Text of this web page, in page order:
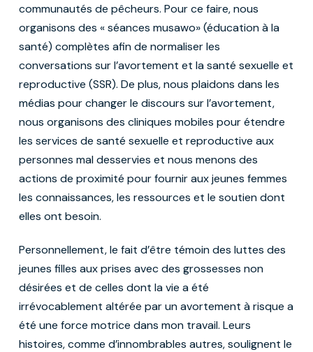
communautés de pêcheurs. Pour ce faire, nous
organisons des « séances musawo» (éducation à la
santé) complètes afin de normaliser les
conversations sur l’avortement et la santé sexuelle et
reproductive (SSR). De plus, nous plaidons dans les
médias pour changer le discours sur l’avortement,
nous organisons des cliniques mobiles pour étendre
les services de santé sexuelle et reproductive aux
personnes mal desservies et nous menons des
actions de proximité pour fournir aux jeunes femmes
les connaissances, les ressources et le soutien dont
elles ont besoin.
Personnellement, le fait d’être témoin des luttes des
jeunes filles aux prises avec des grossesses non
désirées et de celles dont la vie a été
irrévocablement altérée par un avortement à risque a
été une force motrice dans mon travail. Leurs
histoires, comme d’innombrables autres, soulignent le